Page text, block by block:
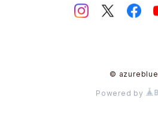
© azureblue
Powered by